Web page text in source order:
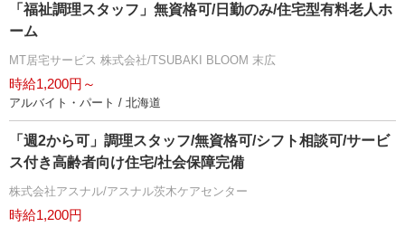
「福祉調理スタッフ」無資格可/日勤のみ/住宅型有料老人ホ
ーム
MT居宅サービス 株式会社/TSUBAKI BLOOM 末広
時給1,200円～
アルバイト・パート / 北海道
「週2から可」調理スタッフ/無資格可/シフト相談可/サービ
ス付き高齢者向け住宅/社会保障完備
株式会社アスナル/アスナル茨木ケアセンター
時給1,200円